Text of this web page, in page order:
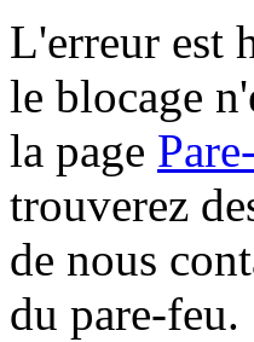
L'erreur est
le blocage
la page
trouverez
de nous
du pare-feu.